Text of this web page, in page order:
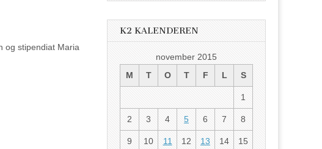
og stipendiat Maria
K2 KALENDEREN
november 2015
M
T O T F L S
1
2 3 4 5 6 7 8
9 10 11 12 13 14 15